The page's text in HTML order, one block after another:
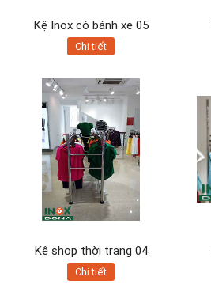
Kệ Inox có bánh xe 05
Chi tiết
Kệ shop thời trang 04
Chi tiết